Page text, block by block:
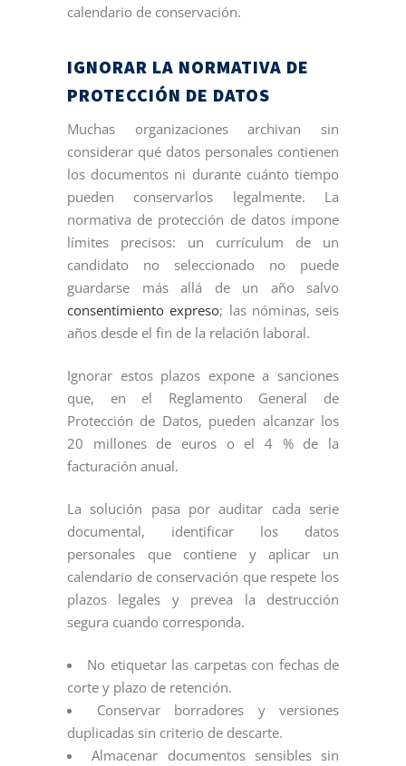
calendario de conservación.
IGNORAR LA NORMATIVA DE
PROTECCIÓN DE DATOS
Muchas organizaciones archivan sin
considerar qué datos personales contienen
los documentos ni durante cuánto tiempo
pueden conservarlos legalmente. La
normativa de protección de datos impone
límites precisos: un currículum de un
candidato no seleccionado no puede
guardarse más allá de un año salvo
consentimiento expreso; las nóminas, seis
años desde el fin de la relación laboral.
Ignorar estos plazos expone a sanciones
que, en el Reglamento General de
Protección de Datos, pueden alcanzar los
20 millones de euros o el 4 % de la
facturación anual.
La solución pasa por auditar cada serie
documental, identificar los datos
personales que contiene y aplicar un
calendario de conservación que respete los
plazos legales y prevea la destrucción
segura cuando corresponda.
No etiquetar las carpetas con fechas de
corte y plazo de retención.
Conservar borradores y versiones
duplicadas sin criterio de descarte.
Almacenar documentos sensibles sin